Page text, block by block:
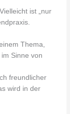
ist „nur
Thema,
Sinne von
freundlicher
wird in der